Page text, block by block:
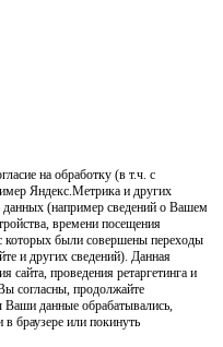
на обработку (в т.ч. с
Яндекс.Метрика и других
данных (например сведений о Вашем
времени посещения
которых были совершены переходы
и других сведений). Данная
проведения ретаргетинга и
согласны, продолжайте
Ваши данные обрабатывались,
браузере или покинуть